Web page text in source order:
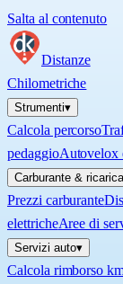
Salta al contenuto
Distanze
Chilometriche
Strumenti▾
Calcola percorso
pedaggioAutovelox
Carburante & ricarica
Prezzi carburante
elettricheAree di
Servizi auto▾
Calcola rimborso